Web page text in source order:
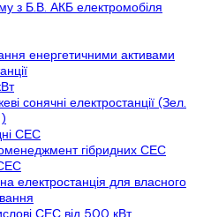
з Б.В. АКБ електромобіля
енергетичними активами
сонячні електростанції (Зел.
СЕС
гібридних СЕС
електростанція для власного
СЕС від 500 кВт